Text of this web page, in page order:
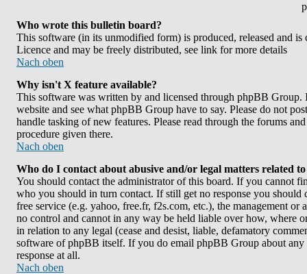
Who wrote this bulletin board?
This software (in its unmodified form) is produced, released and
Licence and may be freely distributed, see link for more details
Nach oben
Why isn't X feature available?
This software was written by and licensed through phpBB Group.
website and see what phpBB Group have to say. Please do not
handle tasking of new features. Please read through the forums
procedure given there.
Nach oben
Who do I contact about abusive and/or legal matters related
You should contact the administrator of this board. If you cannot
who you should in turn contact. If still get no response you
free service (e.g. yahoo, free.fr, f2s.com, etc.), the management
no control and cannot in any way be held liable over how, where
in relation to any legal (cease and desist, liable, defamatory
software of phpBB itself. If you do email phpBB Group about any
response at all.
Nach oben